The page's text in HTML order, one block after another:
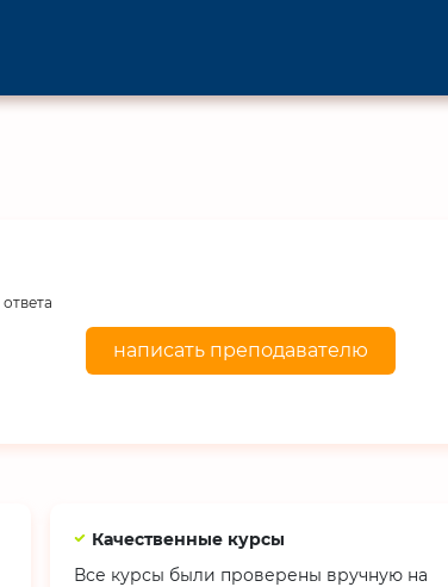
написать преподавателю
Качественные курсы
Все курсы были проверены вручную на